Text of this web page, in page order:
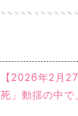
【2026年2月
死」動揺の中